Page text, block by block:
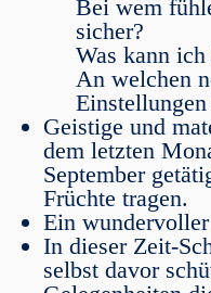
Bei wem
sicher?
Was kann
An welchen
Geistige und
dem letzten
September
Früchte tragen.
Ein
In dieser Zeit-
selbst davor